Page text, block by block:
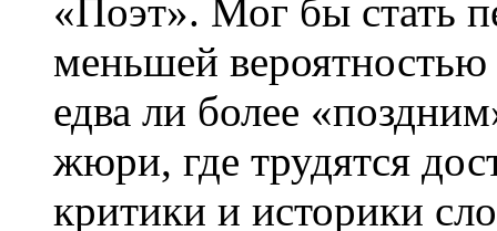
«Поэт». Мог бы стать
меньшей
едва ли более
жюри, где трудятся
критики и историки